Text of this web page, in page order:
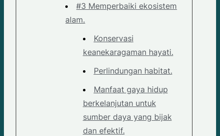
#3 Memperbaiki ekosistem
alam.
Konservasi
keanekaragaman hayati.
Perlindungan habitat.
Manfaat gaya hidup
berkelanjutan untuk
sumber daya yang bijak
dan efektif.